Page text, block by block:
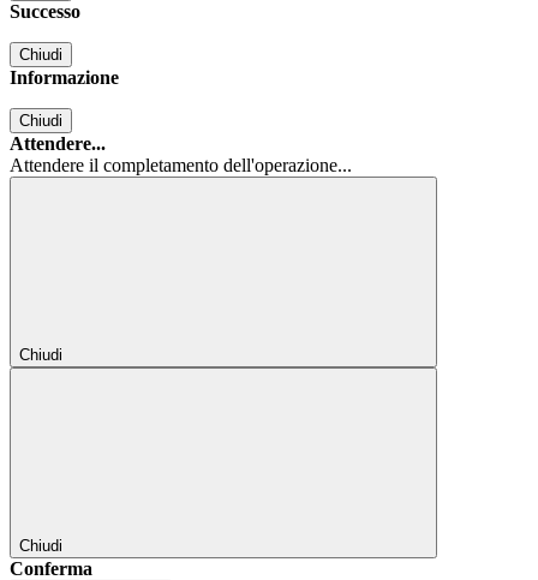
Successo
Chiudi
Informazione
Chiudi
Attendere...
Attendere il completamento dell'operazione...
Chiudi
Chiudi
Conferma